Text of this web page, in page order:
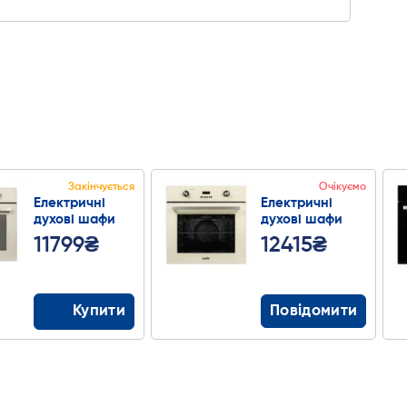
Закінчується
Електричні
духові шафи
DUBLIN
11799₴
Купити
Очікуємо
Електричні
духові шафи
ROMA
12415₴
Повідомити